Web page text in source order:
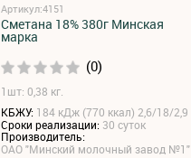
Артикул:4151
Сметана 18% 380г Минская
марка
(0)
1шт: 0,38 кг.
КБЖУ: 184 кДж (770 ккал) 2,6/18/2,9
Сроки реализации: 30 суток
Производитель:
ОАО "Минский молочный завод №1"